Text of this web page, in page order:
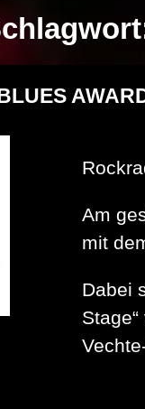
Am
mit
Dabei